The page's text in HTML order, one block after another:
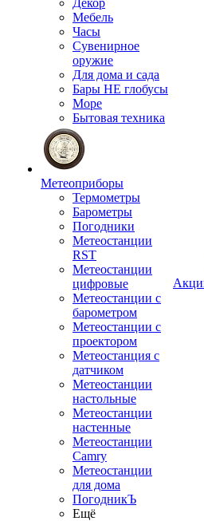
Декор
Мебель
Часы
Сувенирное
оружие
Для дома и сада
Бары НЕ глобусы
Море
Бытовая техника
Метеоприборы
Термометры
Барометры
Погодники
Метеостанции
RST
Метеостанции
цифровые
Метеостанции с
барометром
Метеостанции с
проектором
Метеостанция с
датчиком
Метеостанции
настольные
Метеостанции
настенные
Метеостанции
Camry
Метеостанции
для дома
ПогодникЪ
Ещё